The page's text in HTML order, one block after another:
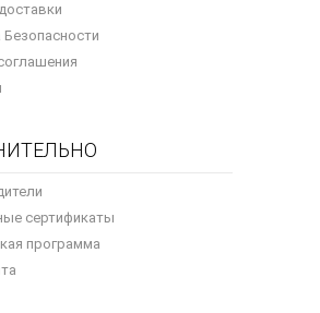
сертификаты
программа